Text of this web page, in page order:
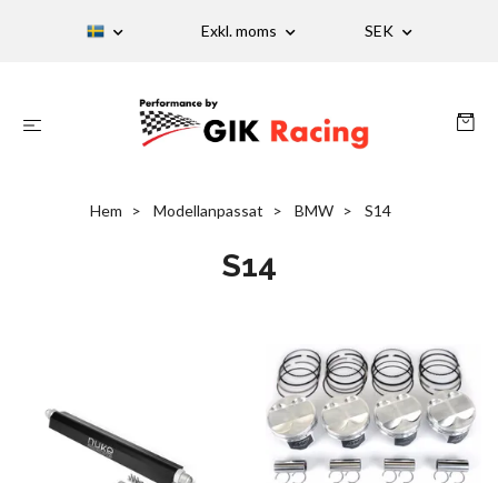
Exkl. moms SEK
Hem Modellanpassat BMW S14
S14